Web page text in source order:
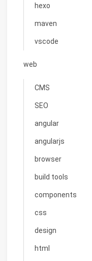
hexo
maven
vscode
web
CMS
SEO
angular
angularjs
browser
build tools
components
css
design
html